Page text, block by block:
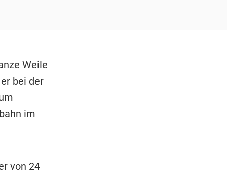
Weile
bei der
im
von 24